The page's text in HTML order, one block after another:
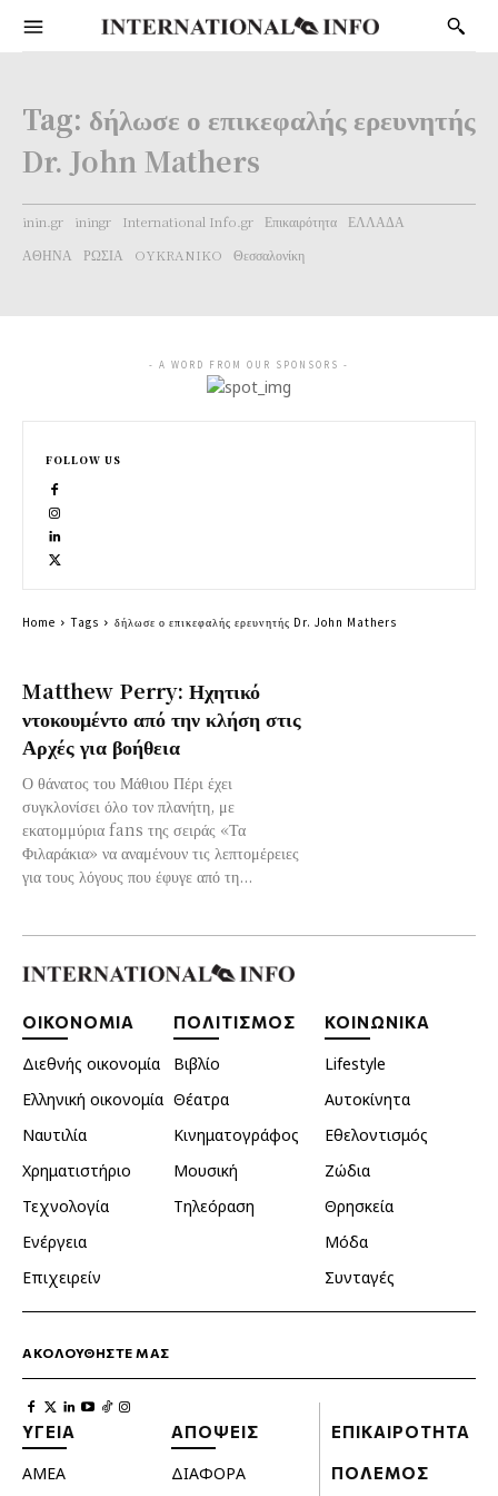
Tag: δήλωσε ο επικεφαλής ερευνητής
Dr. John Mathers
inin.gr iningr International Info.gr Επικαιρότητα
ΕΛΛΑΔΑ
ΑΘΗΝΑ
ΡΩΣΙΑ OYKRANIKO Θεσσαλονίκη
Matthew Perry: Ηχητικό
ντοκουμέντο από την κλήση στις
Αρχές για βοήθεια
Ο θάνατος του Μάθιου Πέρι έχει
συγκλονίσει όλο τον πλανήτη, με
εκατομμύρια fans της σειράς «Τα
Φιλαράκια» να αναμένουν τις λεπτομέρειες
για τους λόγους που έφυγε από τη...
- A WORD FROM OUR SPONSORS -
FOLLOW US
Home Tags δήλωσε ο επικεφαλής ερευνητής Dr. John Mathers
ΟΙΚΟΝΟΜΙΑ
Διεθνής οικονομία
Ελληνική οικονομία
Ναυτιλία
Χρηματιστήριο
Τεχνολογία
Ενέργεια
Επιχειρείν
ΠΟΛΙΤΙΣΜΟΣ
Βιβλίο
Θέατρα
Κινηματογράφος
Μουσική
Τηλεόραση
ΚΟΙΝΩΝΙΚΑ
Lifestyle
Αυτοκίνητα
Εθελοντισμός
Ζώδια
Θρησκεία
Μόδα
Συνταγές
ΑΚΟΛΟΥΘΗΣΤΕ ΜΑΣ
ΥΓΕΙΑ
ΑΜΕΑ
ΑΠΟΨΕΙΣ
ΔΙΑΦΟΡΑ
ΕΠΙΚΑΙΡΟΤΗΤΑ
ΠΟΛΕΜΟΣ